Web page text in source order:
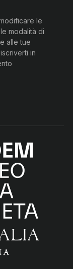
le
modalità di
alle tue
in
Moneta